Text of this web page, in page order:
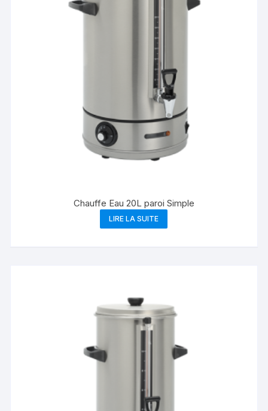
Chauffe Eau 20L paroi Simple
LIRE LA SUITE